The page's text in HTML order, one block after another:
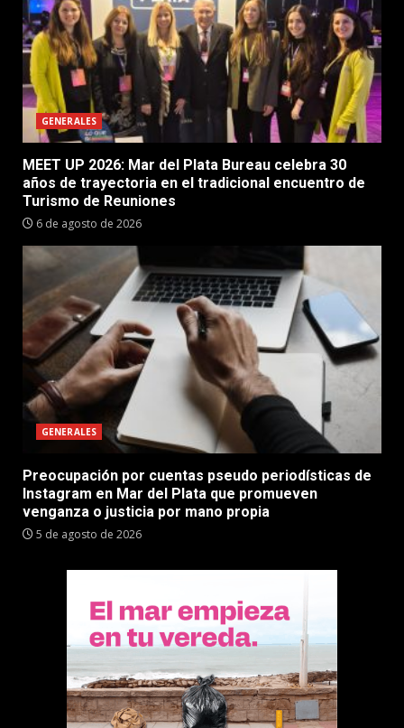
GENERALES
MEET UP 2026: Mar del Plata Bureau celebra 30
años de trayectoria en el tradicional encuentro de
Turismo de Reuniones
6 de agosto de 2026
GENERALES
Preocupación por cuentas pseudo periodísticas de
Instagram en Mar del Plata que promueven
venganza o justicia por mano propia
5 de agosto de 2026